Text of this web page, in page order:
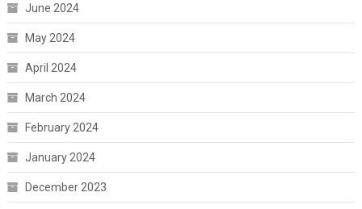
June 2024
May 2024
April 2024
March 2024
February 2024
January 2024
December 2023